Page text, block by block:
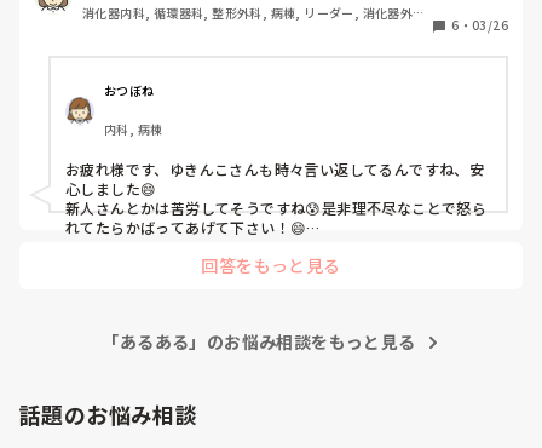
点滴が始まったんですが、かなり末梢がとりにくく、主治医
言われてました。
翌日朝方、点滴刺入部が若干怪しいなとは思ってはいました
が、朝の状態報告で、採血オーダーが入り、糸のような血管
を時間かけて採血した状況のあと、日勤者へ送るときに、点
滴刺入部か怪しいことを伝えたら、えー！再留置してないの
みたいなリアクション。。
えっ？あなた、昨日も、その患者さんみてたのに、そのリア
クションはなに？
を、申し送りのあとに再留置しに行ったら、ちょうど部屋に
こんなに残ってるーと言い放ち。。💢
(9時の時点で残200ぐらいで、日勤では500落とすだけです
消化器内科, 循環器科, 整形外科, 病棟, リーダー, 消化器外科,
6 ・ 03/26
おつぼね
内科, 病棟
お疲れ様です、ゆきんこさんも時々言い返してるんですね、安
心しました😄
新人さんとかは苦労してそうですね😰是非理不尽なことで怒ら
れてたらかばってあげて下さい！😄
私もそういう人嫌いです！回答をもっと見る
「あるある」のお悩み相談をもっと見る
話題のお悩み相談